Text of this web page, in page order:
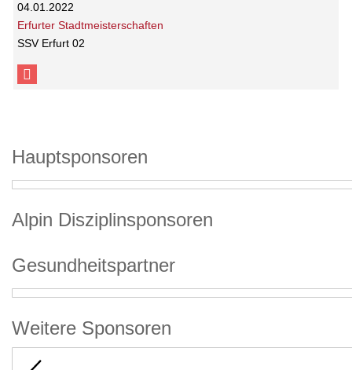
04.01.2022
Erfurter Stadtmeisterschaften
SSV Erfurt 02
Hauptsponsoren
Alpin Disziplinsponsoren
Gesundheitspartner
Weitere Sponsoren